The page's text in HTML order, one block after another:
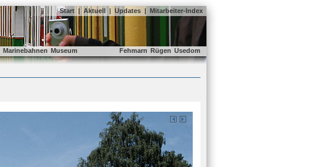
Start | Aktuell | Updates | Mitarbeiter-Index
Marinebahnen Museum Fehmarn Rügen Usedom